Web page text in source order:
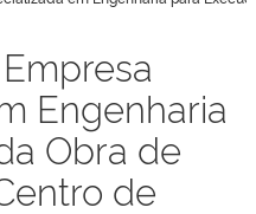
Engenharia
Obra de
de